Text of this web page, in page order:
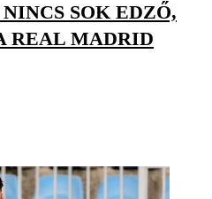
SOK EDZŐ,
REAL MADRID